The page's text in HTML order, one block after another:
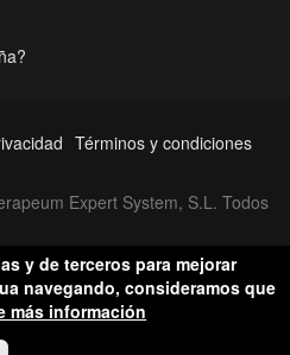
Términos y condiciones
Expert System, S.L. Todos
y de terceros para mejorar
navegando, consideramos que
más información